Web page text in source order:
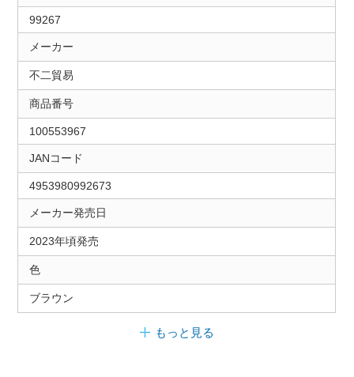
99267
メーカー
不二貿易
商品番号
100553967
JANコード
4953980992673
メーカー発売日
2023年頃発売
色
ブラウン
もっと見る